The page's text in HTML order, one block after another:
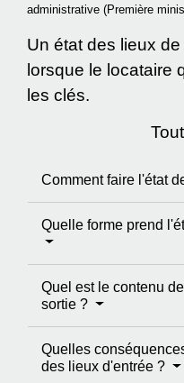
administrative (Première
Un état des lieux
lorsque le locataire
les clés.
Comment faire l'état
Quelle forme prend
Quel est le contenu
sortie ?
Quelles
des lieux d'entrée ?